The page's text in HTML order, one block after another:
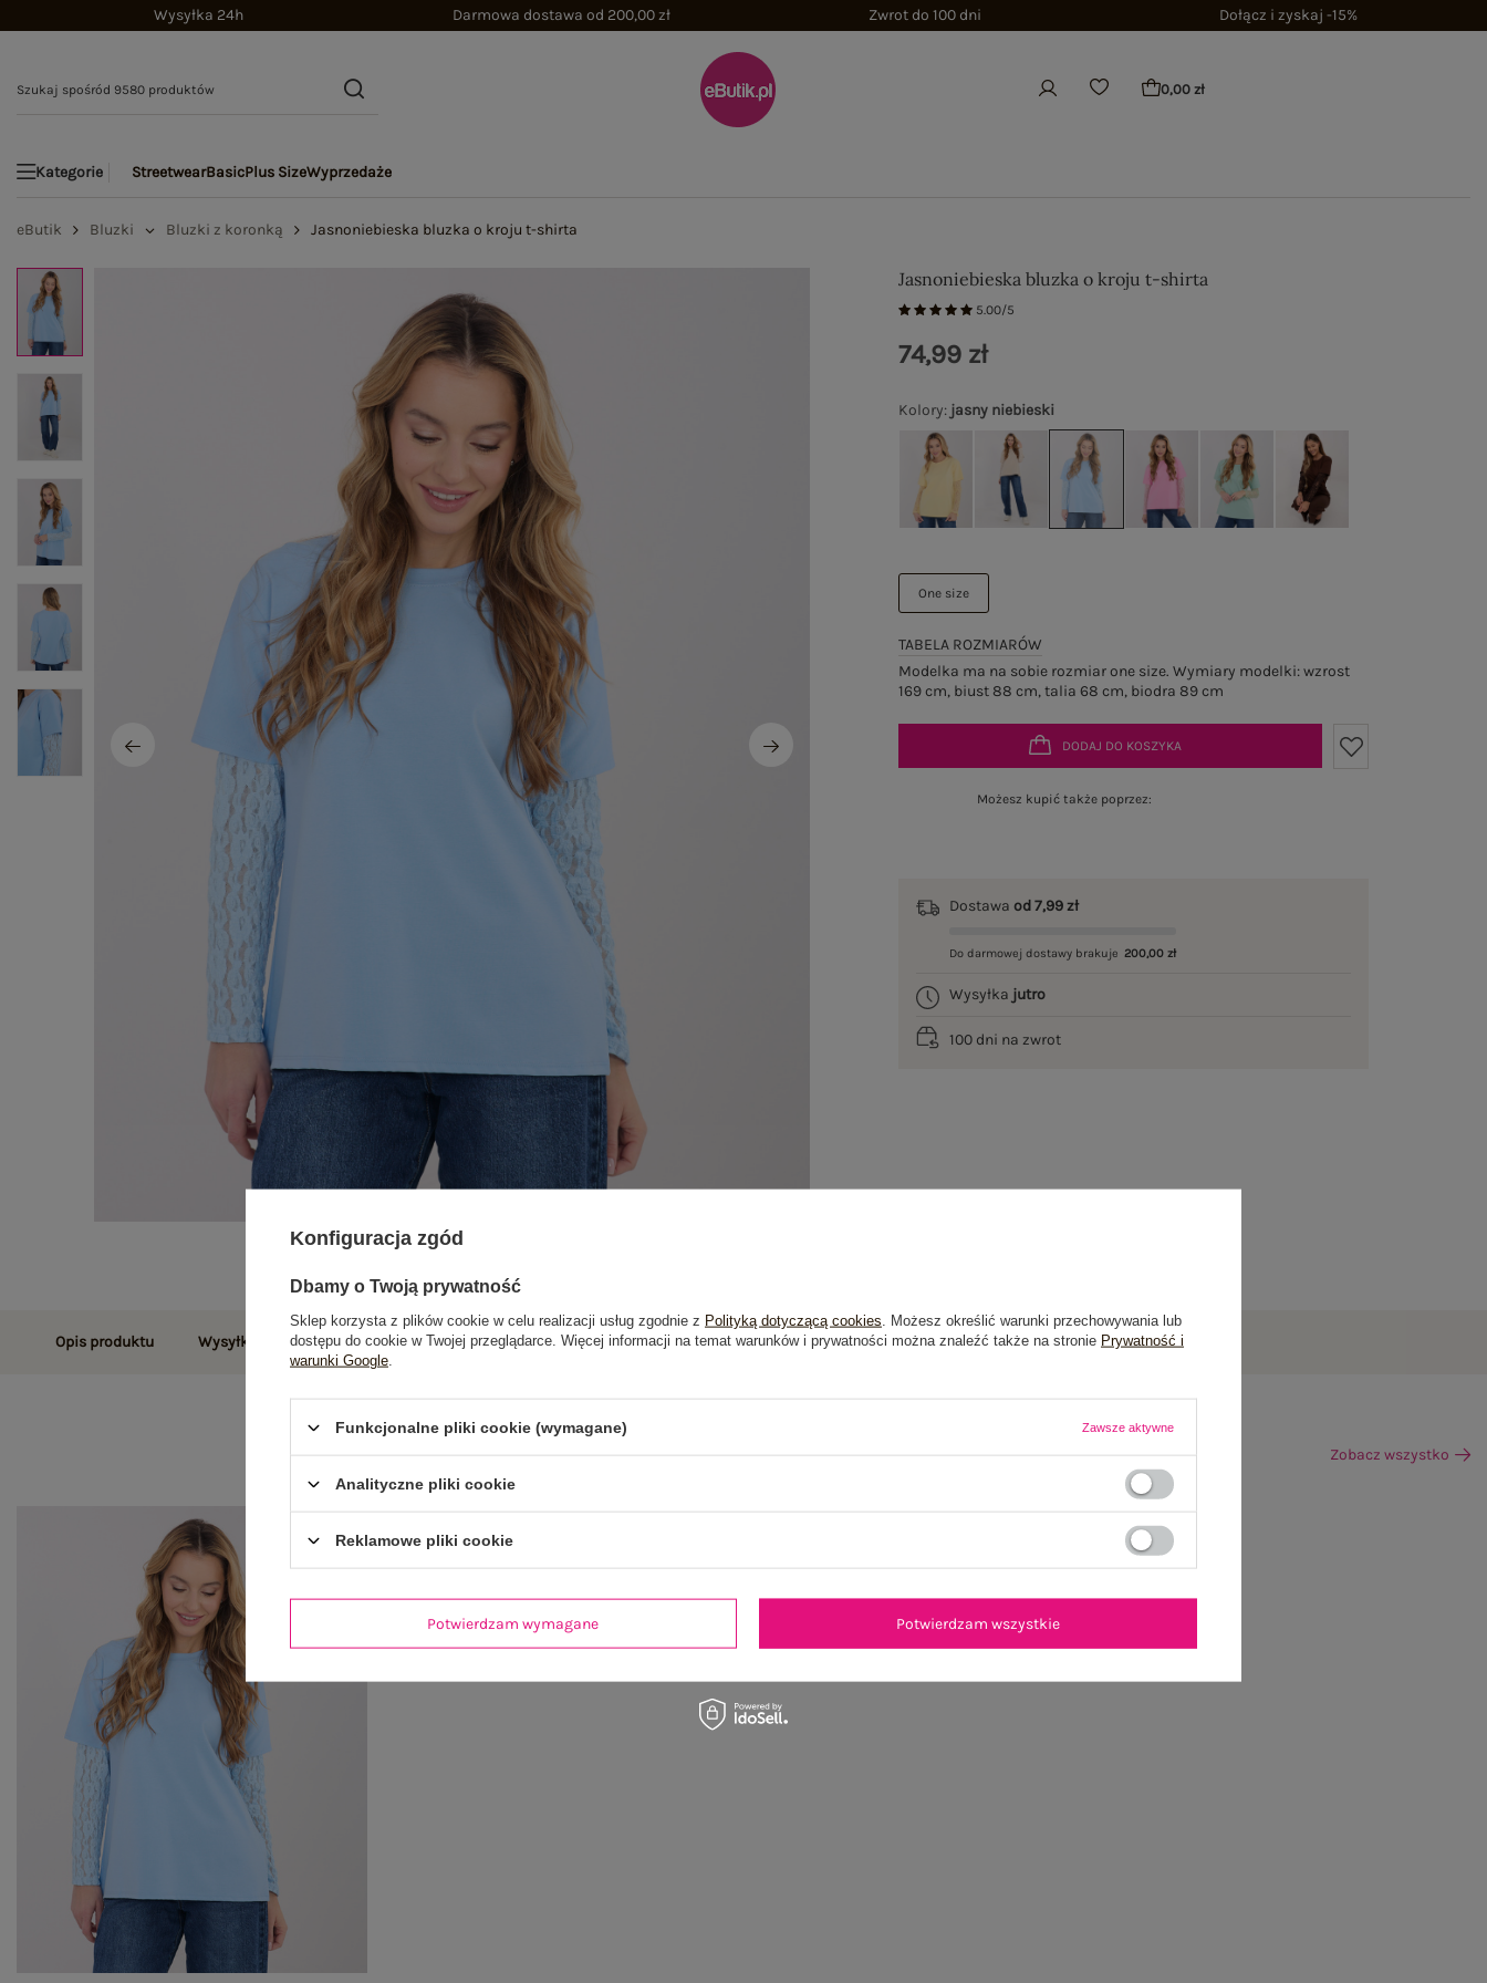
Wysyłka 24h Darmowa dostawa od 200,00 zł Zwrot do 100 dni Dołącz i zyskaj -15%
0,00 zł
Kategorie StreetwearBasicPlus SizeWyprzedaże
eButik Bluzki Bluzki z koronką Jasnoniebieska bluzka o kroju t-shirta
Jasnoniebieska bluzka o kroju t-shirta
5.00/5
Kolory: jasny niebieski
One size
TABELA ROZMIARÓW
Modelka ma na sobie rozmiar one size. Wymiary modelki: wzrost
169 cm, biust 88 cm, talia 68 cm, biodra 89 cm
74,99 zł
DODAJ DO KOSZYKA
Możesz kupić także poprzez:
Dostawaod 7,99 zł
Do darmowej dostawy brakuje 200,00 zł
Wysyłka jutro
100 dni na zwrot
Opis produktu Wysyłka i dostawa Zwroty i reklamacje Opinie o produkcie(2)
Zobacz wszystko
Konfiguracja zgód
Dbamy o Twoją prywatność
Sklep korzysta z plików cookie w celu realizacji usług zgodnie z Polityką dotyczącą cookies . Możesz określić warunki przechowywania lub
dostępu do cookie w Twojej przeglądarce. Więcej informacji na temat warunków i prywatności można znaleźć także na stronie Prywatność i
warunki Google
Funkcjonalne pliki cookie (wymagane) Zawsze aktywne
Analityczne pliki cookie
Reklamowe pliki cookie
Potwierdzam wymagane Potwierdzam wszystkie